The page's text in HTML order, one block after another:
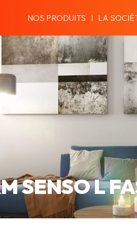
NOS PRODUITS LA
SENSO L